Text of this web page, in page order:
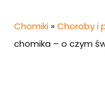
Chomiki » Choroby i
chomika – o czym